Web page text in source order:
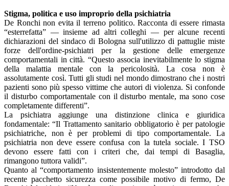
Stigma, politica e uso improprio della psichiatria
De Ronchi non evita il terreno politico. Racconta di essere rimasta
“esterrefatta” — insieme ad altri colleghi — per alcune recenti
dichiarazioni del sindaco di Bologna sull'utilizzo di pattuglie miste
forze dell'ordine-psichiatri per la gestione delle emergenze
comportamentali in città. “Questo associa inevitabilmente lo stigma
della malattia mentale con la pericolosità. La cosa non è
assolutamente così. Tutti gli studi nel mondo dimostrano che i nostri
pazienti sono più spesso vittime che autori di violenza. Si confonde
il disturbo comportamentale con il disturbo mentale, ma sono cose
completamente differenti”.
La psichiatra aggiunge una distinzione clinica e giuridica
fondamentale: “Il Trattamento sanitario obbligatorio è per patologie
psichiatriche, non è per problemi di tipo comportamentale. La
psichiatria non deve essere confusa con la tutela sociale. I TSO
devono essere fatti con i criteri che, dai tempi di Basaglia,
rimangono tuttora validi”.
Quanto al “comportamento insistentemente molesto” introdotto dal
recente pacchetto sicurezza come possibile motivo di fermo, De